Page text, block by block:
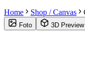
Home
Shop / Canvas
Foto 3D Preview